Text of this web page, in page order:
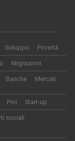
Sviluppo Povertà
Migrazioni
Banche Mercati
Pmi Start-up
sociali